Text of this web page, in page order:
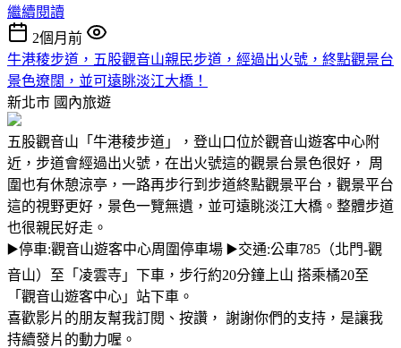
繼續閱讀
2個月前
牛港稜步道，五股觀音山親民步道，經過出火號，終點觀景台
景色遼闊，並可遠眺淡江大橋！
新北市 國內旅遊
五股觀音山「牛港稜步道」，登山口位於觀音山遊客中心附
近，步道會經過出火號，在出火號這的觀景台景色很好， 周
圍也有休憩涼亭，一路再步行到步道終點觀景平台，觀景平台
這的視野更好，景色一覽無遺，並可遠眺淡江大橋。整體步道
也很親民好走。
▶️停車:觀音山遊客中心周圍停車場 ▶️交通:公車785（北門-觀
音山）至「凌雲寺」下車，步行約20分鐘上山 搭乘橘20至
「觀音山遊客中心」站下車。
喜歡影片的朋友幫我訂閱、按讚， 謝謝你們的支持，是讓我
持續發片的動力喔。